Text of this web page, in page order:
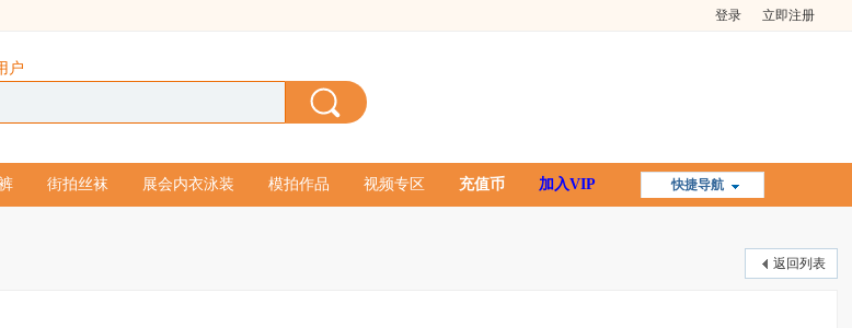
登录 立即注册
户
快捷导航
街拍丝袜 展会内衣泳装 模拍作品 视频专区 充值币 加入VIP
返回列表